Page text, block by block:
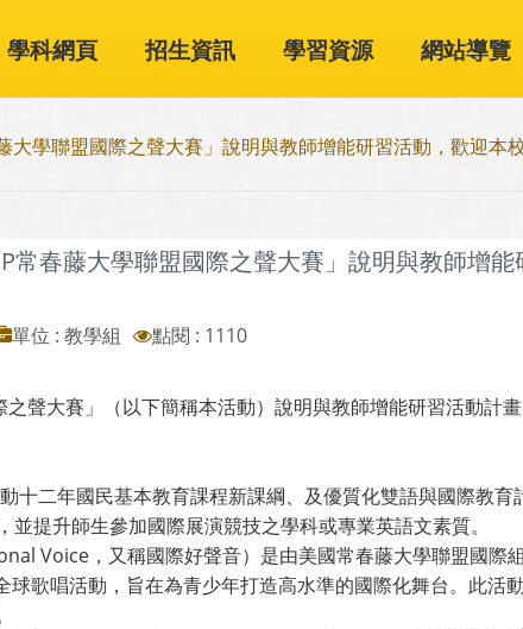
學科網頁 招生資訊 學習資源 網站導覽
學聯盟國際之聲大賽」說明與教師增能研習活動，歡迎本
常春藤大學聯盟國際之聲大賽」說明與教師增
單位 : 教學組
點閱 : 1110
聲大賽」（以下簡稱本活動）說明與教師增能研習活動計
十二年國民基本教育課程新課綱、及優質化雙語與國際教育
提升師生參加國際展演競技之學科或專業英語文素質。
Voice，又稱國際好聲音）是由美國常春藤大學聯盟國際
球歌唱活動，旨在為青少年打造高水準的國際化舞台。此活